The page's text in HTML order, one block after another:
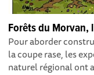
Forêts du Morvan,
Pour aborder
la coupe rase, les
naturel régional ont